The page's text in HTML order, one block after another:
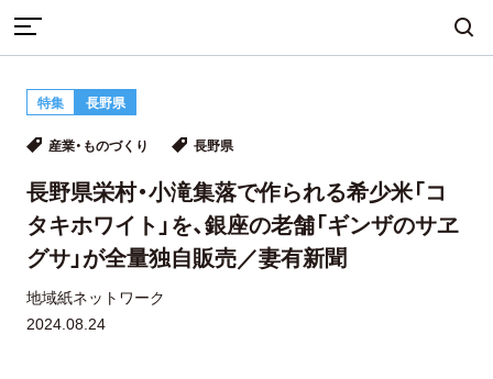
自然・歴史・文化 移住 食・グルメ
産業・ものづくり
長野県栄村・小滝集落で作られる希少米「コタキホワイト」
を、銀座の老舗「ギンザのサヱグサ」が全量独自販売／妻有新
特集 長野県
産業・ものづくり 長野県
長野県栄村・小滝集落で作られる希少米「コ
タキホワイト」を、銀座の老舗「ギンザのサヱ
グサ」が全量独自販売／妻有新聞
地域紙ネットワーク
2024.08.24